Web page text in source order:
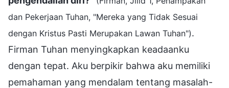
dan Pekerjaan Tuhan, "Mereka yang Tidak Sesuai
dengan Kristus Pasti Merupakan Lawan Tuhan").
Firman Tuhan menyingkapkan keadaanku
dengan tepat. Aku berpikir bahwa aku memiliki
pemahaman yang mendalam tentang masalah-